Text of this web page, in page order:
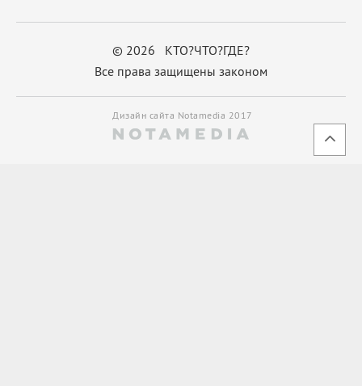
© 2026 КТО?ЧТО?ГДЕ?
Все права защищены законом
Дизайн сайта Notamedia 2017